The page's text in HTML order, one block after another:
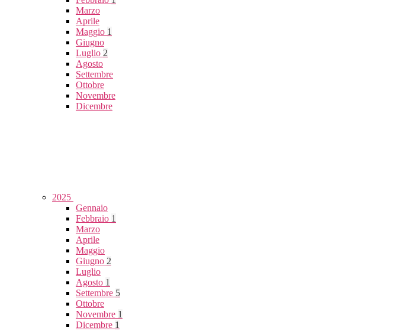
Marzo
Aprile
Maggio 1
Giugno
Luglio 2
Agosto
Settembre
Ottobre
Novembre
Dicembre
2025
Gennaio
Febbraio 1
Marzo
Aprile
Maggio
Giugno 2
Luglio
Agosto 1
Settembre 5
Ottobre
Novembre 1
Dicembre 1